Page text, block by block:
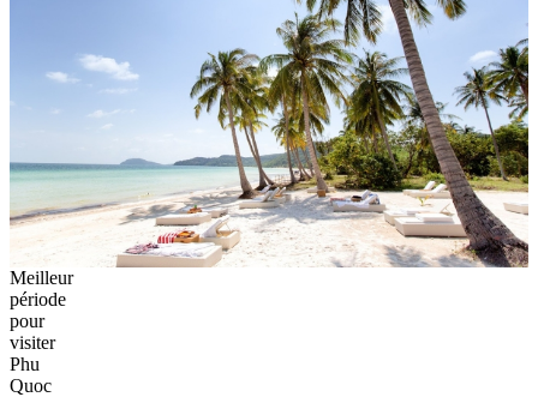
Meilleur
période
pour
visiter
Phu
Quoc